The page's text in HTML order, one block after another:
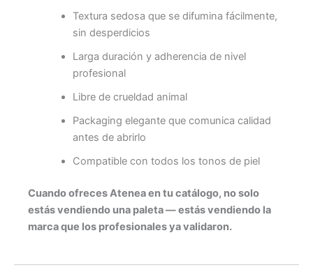
Textura sedosa que se difumina fácilmente,
sin desperdicios
Larga duración y adherencia de nivel
profesional
Libre de crueldad animal
Packaging elegante que comunica calidad
antes de abrirlo
Compatible con todos los tonos de piel
Cuando ofreces Atenea en tu catálogo, no solo
estás vendiendo una paleta — estás vendiendo la
marca que los profesionales ya validaron.